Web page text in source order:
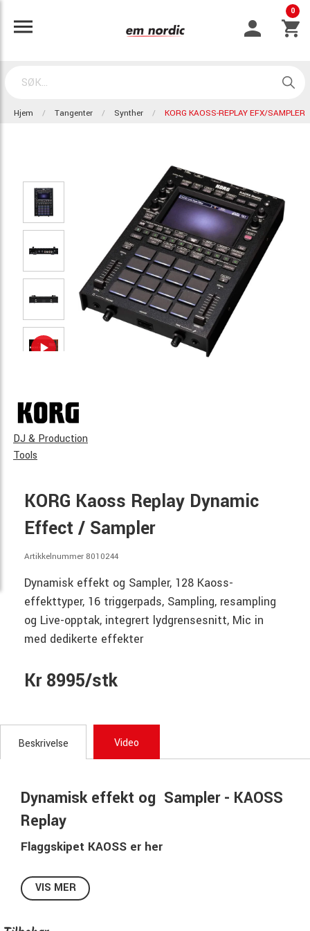
0
Hjem Tangenter Synther KORG KAOSS-REPLAY EFX/SAMPLER
DJ & Production
Tools
KORG Kaoss Replay Dynamic
Effect / Sampler
Artikkelnummer 8010244
Dynamisk effekt og Sampler, 128 Kaoss-
effekttyper, 16 triggerpads, Sampling, resampling
og Live-opptak, integrert lydgrensesnitt, Mic in
med dedikerte effekter
Kr 8995/stk
Beskrivelse Video
Dynamisk effekt og Sampler - KAOSS
Replay
Flaggskipet KAOSS er her
FX, har den kritikerroste KAOSS-serien omformet
musikklandskapet, og omskrevet reglene for
VIS MER